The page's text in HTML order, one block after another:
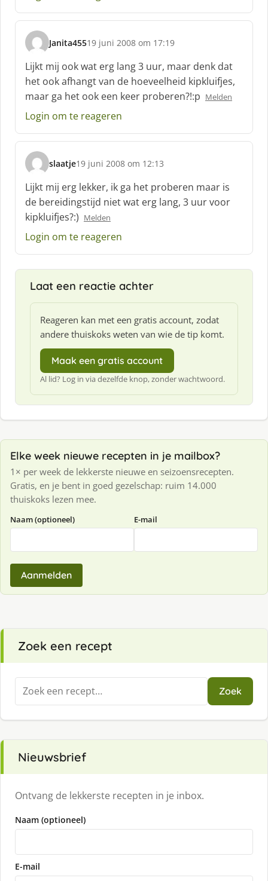
Janita455
s
c
h
r
e
e
:
19 juni 2008 om 17:19
Lijkt mij ook wat erg lang 3 uur, maar denk dat
het ook afhangt van de hoeveelheid kipkluifjes,
maar ga het ook een keer proberen?!:p Melden
Login om te reageren
slaatje
s
c
h
r
e
e
:
19 juni 2008 om 12:13
Lijkt mij erg lekker, ik ga het proberen maar is
de bereidingstijd niet wat erg lang, 3 uur voor
kipkluifjes?:) Melden
Login om te reageren
Laat een reactie achter
Reageren kan met een gratis account, zodat
andere thuiskoks weten van wie de tip komt.
Maak een gratis account
Al lid? Log in via dezelfde knop, zonder wachtwoord.
Elke week nieuwe recepten in je mailbox?
1× per week de lekkerste nieuwe en seizoensrecepten.
Gratis, en je bent in goed gezelschap: ruim 14.000
thuiskoks lezen mee.
Naam (optioneel) E-mail
Aanmelden
Zoek een recept
Zoeken
naar:
Zoek
Nieuwsbrief
Ontvang de lekkerste recepten in je inbox.
Naam (optioneel)
E-mail